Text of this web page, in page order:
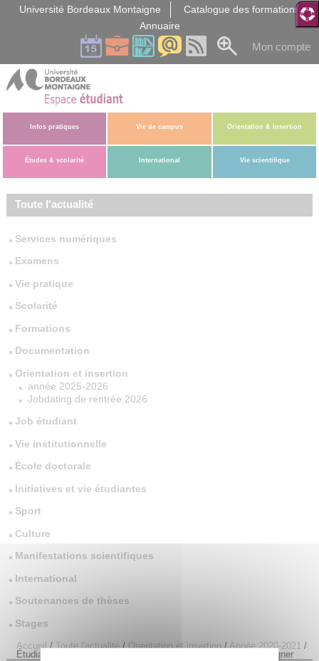
Université Bordeaux Montaigne
Catalogue des formations
Annuaire
Mon compte
Infos pratiques Vie de campus Orientation & insertion
Études & scolarité International Vie scientifique
Toute l'actualité
Services numériques
Examens
Vie pratique
Scolarité
Formations
Documentation
Orientation et insertion
année 2025-2026
Jobdating de rentrée 2026
Job étudiant
Vie institutionnelle
École doctorale
Initiatives et vie étudiantes
Sport
Culture
Manifestations scientifiques
International
Soutenances de thèses
Stages
Accueil/Toute l'actualité/Orientation et insertion/Année 2020-2021/
Étudiant·e & entrepreneur·e, la DOSIP souhaite vous accompagner
Gestion des cookies